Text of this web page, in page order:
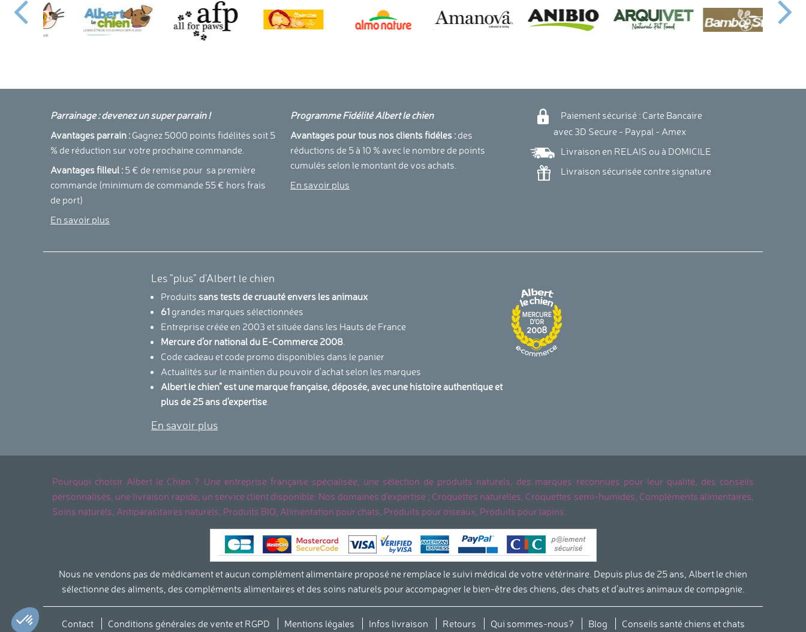
Parrainage : devenez un super parrain !
Avantages parrain : Gagnez 5000 points fidélités soit 5
% de réduction sur votre prochaine commande.
Avantages filleul : 5 € de remise pour sa première
commande (minimum de commande 55 € hors frais
de port)
En savoir plus
Programme Fidélité Albert le chien
Avantages pour tous nos clients fidéles : des
réductions de 5 à 10 % avec le nombre de points
cumulés selon le montant de vos achats.
En savoir plus
Paiement sécurisé : Carte Bancaire
avec 3D Secure - Paypal - Amex
Livraison en RELAIS ou à DOMICILE
Livraison sécurisée contre signature
Les "plus" d'Albert le chien
Produits sans tests de cruauté envers les animaux
61 grandes marques sélectionnées
Entreprise créée en 2003 et située dans les Hauts de France
Mercure d'or national du E-Commerce 2008.
Code cadeau et code promo disponibles dans le panier
Actualités sur le maintien du pouvoir d'achat selon les marques
Albert le chien" est une marque française, déposée, avec une histoire authentique et
plus de 25 ans d'expertise.
En savoir plus
Pourquoi choisir Albert le Chien ? Une entreprise française spécialisée, une sélection de produits naturels, des marques reconnues pour leur qualité, des conseils
personnalisés, une livraison rapide, un service client disponible. Nos domaines d'expertise ; Croquettes naturelles, Croquettes semi-humides, Compléments alimentaires,
Soins naturels, Antiparasitaires naturels, Produits BIO, Alimentation pour chats, Produits pour oiseaux, Produits pour lapins.
Nous ne vendons pas de médicament et aucun complément alimentaire proposé ne remplace le suivi médical de votre vétérinaire. Depuis plus de 25 ans, Albert le chien
sélectionne des aliments, des compléments alimentaires et des soins naturels pour accompagner le bien-être des chiens, des chats et d'autres animaux de compagnie.
Contact Conditions générales de vente et RGPD Mentions légales Infos livraison Retours Qui sommes-nous? Blog Conseils santé chiens et chats
Notre plateforme vous permet d'adapter et de gérer vos paramètres de confidentialité, en garantissant la conformité avec les réglementations. Personnalisez vos préférences pour